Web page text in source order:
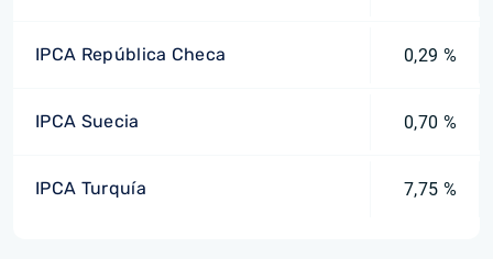
IPCA República Checa 0,29 %
IPCA Suecia 0,70 %
IPCA Turquía 7,75 %